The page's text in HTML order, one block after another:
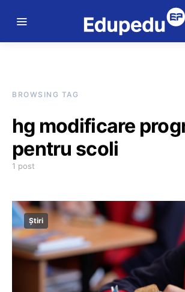
BROWSING TAG
hg modificare
pentru scoli
1 post
Știri